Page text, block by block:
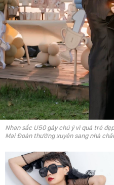
Nhan sắc U50 gây chú ý vì quá trẻ
Mai Đoàn thường xuyên sang nhà